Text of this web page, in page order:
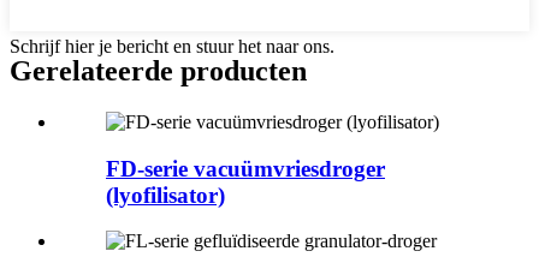
Schrijf hier je bericht en stuur het naar ons.
Gerelateerde producten
FD-serie vacuümvriesdroger
(lyofilisator)